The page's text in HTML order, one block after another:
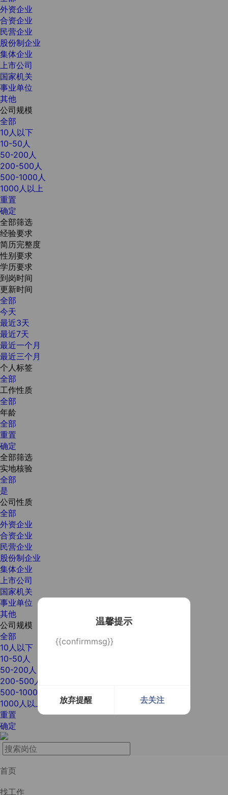
温馨提示
{{confirmmsg}}
放弃提醒 去关注
外资企业
合资企业
民营企业
股份制企业
集体企业
上市公司
国家机关
事业单位
其他
公司规模
全部
10人以下
10-50人
50-200人
200-500人
500-1000人
1000人以上
重置
确定
全部筛选
经验要求
简历完整度
性别要求
学历要求
到岗时间
更新时间
全部
今天
最近3天
最近7天
最近一个月
最近三个月
个人标签
全部
工作性质
全部
年龄
全部
重置
确定
全部筛选
实地核验
全部
是
公司性质
全部
外资企业
合资企业
民营企业
股份制企业
集体企业
上市公司
国家机关
事业单位
其他
公司规模
全部
10人以下
10-50人
50-200人
200-500人
500-1000人
1000人以上
重置
确定
首页
找工作